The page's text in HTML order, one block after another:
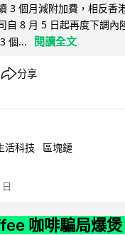
3 個月減附加費，相反香
自 8 月 5 日起再度下調內
個...
閱讀全文
分享
活科技 區塊鏈
日
咖啡騙局爆